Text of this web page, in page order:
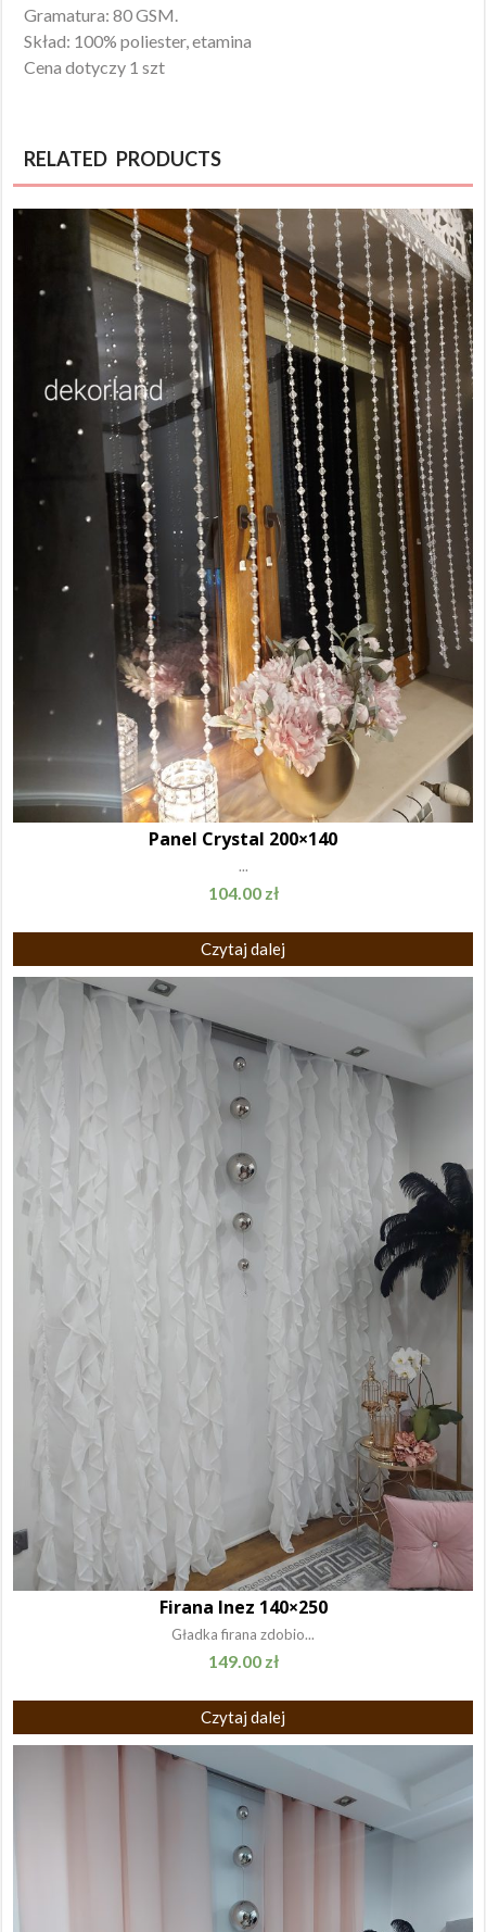
Gramatura: 80 GSM.
Skład: 100% poliester, etamina
Cena dotyczy 1 szt
RELATED PRODUCTS
Panel Crystal 200×140
...
104.00 zł
Czytaj dalej
Firana Inez 140×250
Gładka firana zdobio...
149.00 zł
Czytaj dalej